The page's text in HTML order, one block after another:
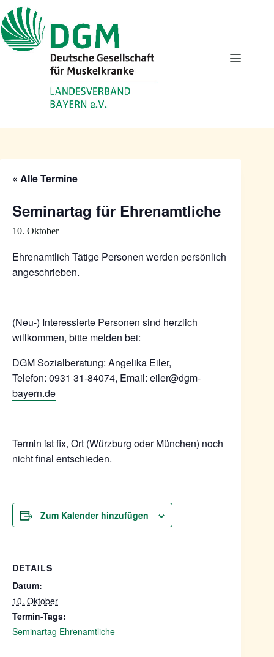
Inhalt
springen
« Alle Termine
Seminartag für Ehrenamtliche
10. Oktober
Ehrenamtlich Tätige Personen werden persönlich
angeschrieben.
(Neu-) Interessierte Personen sind herzlich
willkommen, bitte melden bei:
DGM Sozialberatung: Angelika Eiler,
Telefon: 0931 31-84074, Email: eiler@dgm-
bayern.de
Termin ist fix, Ort (Würzburg oder München) noch
nicht final entschieden.
Zum Kalender hinzufügen
DETAILS
Datum:
10. Oktober
Termin-Tags:
Seminartag Ehrenamtliche